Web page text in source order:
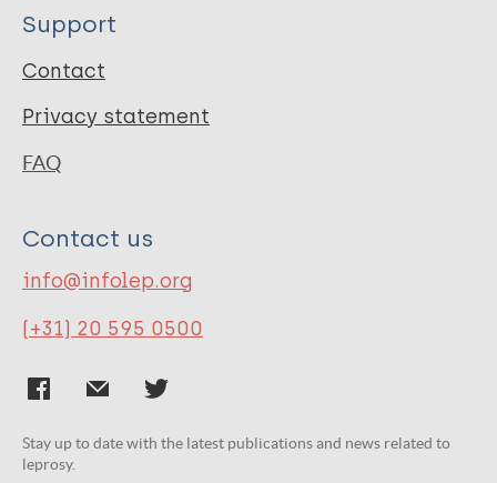
Support
Contact
Privacy statement
FAQ
Contact us
info@infolep.org
(+31) 20 595 0500
Stay up to date with the latest publications and news related to
leprosy.